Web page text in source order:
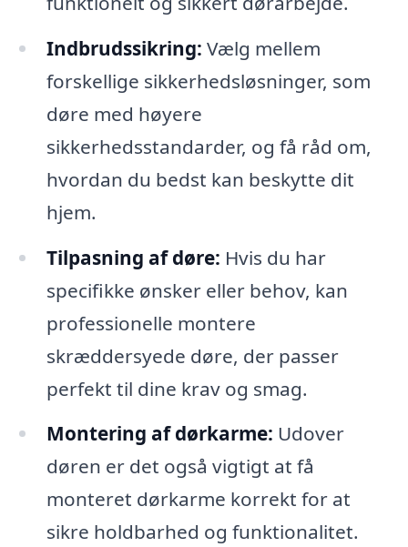
Indbrudssikring: Vælg mellem
forskellige sikkerhedsløsninger, som
døre med høyere
sikkerhedsstandarder, og få råd om,
hvordan du bedst kan beskytte dit
hjem.
Tilpasning af døre: Hvis du har
specifikke ønsker eller behov, kan
professionelle montere
skræddersyede døre, der passer
perfekt til dine krav og smag.
Montering af dørkarme: Udover
døren er det også vigtigt at få
monteret dørkarme korrekt for at
sikre holdbarhed og funktionalitet.